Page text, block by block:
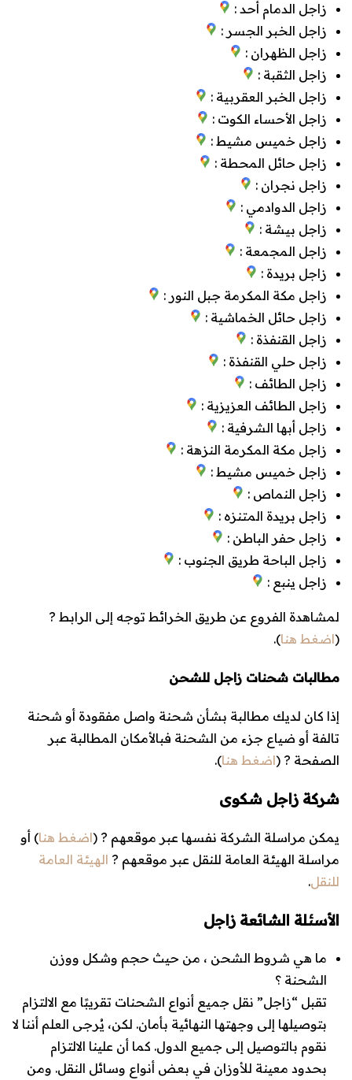
زاجل الدمام أحد :
زاجل الخبر الجسر :
زاجل الظهران :
زاجل الثقبة :
زاجل الخبر العقربية :
زاجل الأحساء الكوت :
زاجل خميس مشيط :
زاجل حائل المحطة :
زاجل نجران :
زاجل الدوادمي :
زاجل بيشة :
زاجل المجمعة :
زاجل بريدة :
زاجل مكة المكرمة جبل النور :
زاجل حائل الخماشية :
زاجل القنفذة :
زاجل حلي القنفذة :
زاجل الطائف :
زاجل الطائف العزيزية :
زاجل أبها الشرفية :
زاجل مكة المكرمة النزهة :
زاجل خميس مشيط :
زاجل النماص :
زاجل بريدة المتنزه :
زاجل حفر الباطن :
زاجل الباحة طريق الجنوب :
زاجل ينبع :
لمشاهدة الفروع عن طريق الخرائط توجه إلى الرابط ?
(اضغط هنا).
مطالبات شحنات زاجل للشحن
إذا كان لديك مطالبة بشأن شحنة واصل مفقودة أو شحنة
تالفة أو ضياع جزء من الشحنة فبالأمكان المطالبة عبر
الصفحة ? (اضغط هنا).
شركة زاجل شكوى
يمكن مراسلة الشركة نفسها عبر موقعهم ? (اضغط هنا) أو
مراسلة الهيئة العامة للنقل عبر موقعهم ? الهيئة العامة
للنقل.
الأسئلة الشائعة زاجل
ما هي شروط الشحن ، من حيث حجم وشكل ووزن
الشحنة ؟
تقبل “زاجل” نقل جميع أنواع الشحنات تقريبًا مع الالتزام
بتوصيلها إلى وجهتها النهائية بأمان. لكن، يُرجى العلم أننا لا
نقوم بالتوصيل إلى جميع الدول. كما أن علينا الالتزام
بحدود معينة للأوزان في بعض أنواع وسائل النقل. ومن